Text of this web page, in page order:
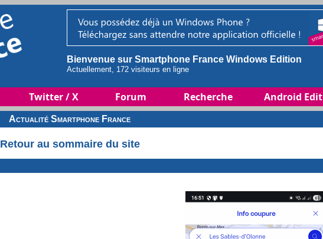
Bienvenue sur Smartphone France Windows Edition
Actuellement, 172 visiteurs en ligne
Twitter / X Forum Recherche Android
Actualité Smartphone France
Retour au sommaire du site